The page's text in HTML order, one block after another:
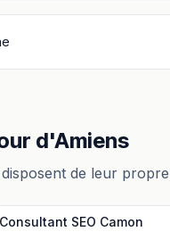
d'Amiens
de leur
Consultant SEO Camon